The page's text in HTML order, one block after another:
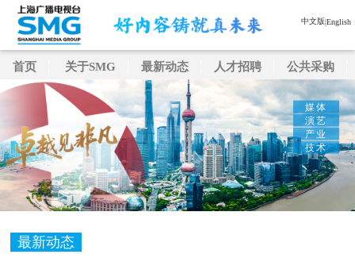
中文版|English
首页 关于SMG 最新动态 人才招聘 公共采购
媒体
演艺
产业
技术
最新动态